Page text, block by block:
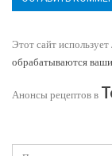
Этот сайт
обрабатываются
Анонсы рецептов в